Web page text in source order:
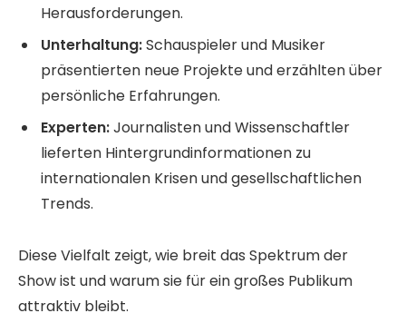
Herausforderungen.
Unterhaltung:Schauspieler und Musiker
präsentierten neue Projekte und erzählten über
persönliche Erfahrungen.
Experten:Journalisten und Wissenschaftler
lieferten Hintergrundinformationen zu
internationalen Krisen und gesellschaftlichen
Trends.
Diese Vielfalt zeigt, wie breit das Spektrum der
Show ist und warum sie für ein großes Publikum
attraktiv bleibt.